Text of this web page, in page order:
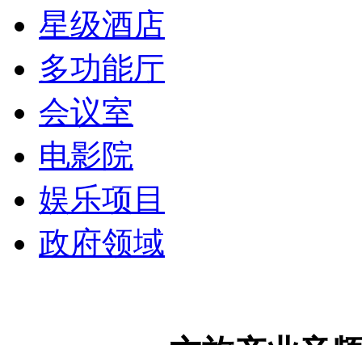
星级酒店
多功能厅
会议室
电影院
娱乐项目
政府领域